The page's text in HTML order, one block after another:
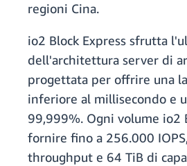
regioni Cina.
io2 Block Express sfrutta
dell'architettura server di
progettata per offrire una
inferiore al millisecondo e
99,999%. Ogni volume io2
fornire fino a 256.000
throughput e 64 TiB di